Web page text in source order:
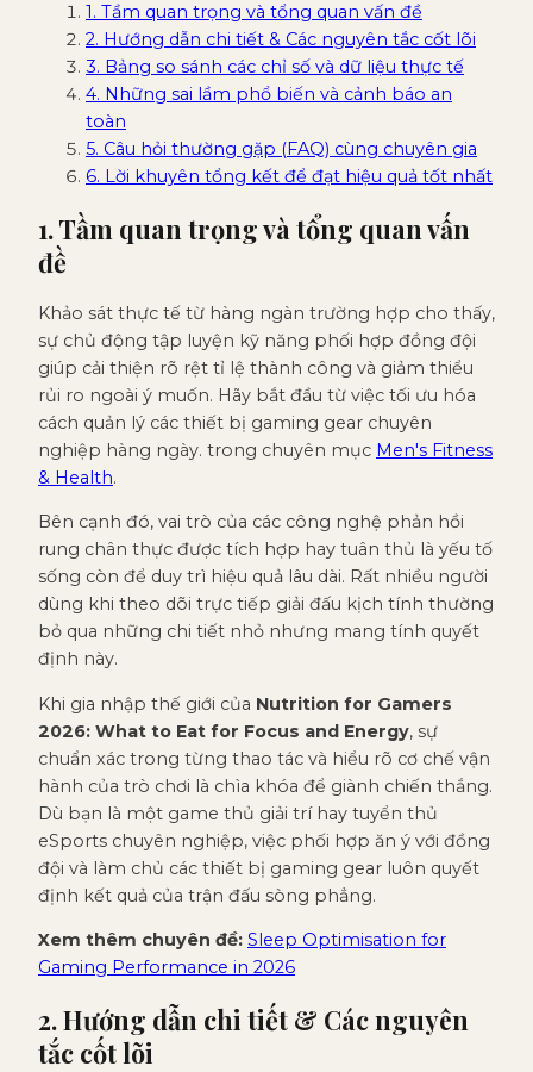
1. Tầm quan trọng và tổng quan vấn đề
2. Hướng dẫn chi tiết & Các nguyên tắc cốt lõi
3. Bảng so sánh các chỉ số và dữ liệu thực tế
4. Những sai lầm phổ biến và cảnh báo an
toàn
5. Câu hỏi thường gặp (FAQ) cùng chuyên gia
6. Lời khuyên tổng kết để đạt hiệu quả tốt nhất
1. Tầm quan trọng và tổng quan vấn
đề
Khảo sát thực tế từ hàng ngàn trường hợp cho thấy,
sự chủ động tập luyện kỹ năng phối hợp đồng đội
giúp cải thiện rõ rệt tỉ lệ thành công và giảm thiểu
rủi ro ngoài ý muốn. Hãy bắt đầu từ việc tối ưu hóa
cách quản lý các thiết bị gaming gear chuyên
nghiệp hàng ngày. trong chuyên mục Men's Fitness
& Health.
Bên cạnh đó, vai trò của các công nghệ phản hồi
rung chân thực được tích hợp hay tuân thủ là yếu tố
sống còn để duy trì hiệu quả lâu dài. Rất nhiều người
dùng khi theo dõi trực tiếp giải đấu kịch tính thường
bỏ qua những chi tiết nhỏ nhưng mang tính quyết
định này.
Khi gia nhập thế giới của Nutrition for Gamers
2026: What to Eat for Focus and Energy, sự
chuẩn xác trong từng thao tác và hiểu rõ cơ chế vận
hành của trò chơi là chìa khóa để giành chiến thắng.
Dù bạn là một game thủ giải trí hay tuyển thủ
eSports chuyên nghiệp, việc phối hợp ăn ý với đồng
đội và làm chủ các thiết bị gaming gear luôn quyết
định kết quả của trận đấu sòng phẳng.
Xem thêm chuyên đề: Sleep Optimisation for
Gaming Performance in 2026
2. Hướng dẫn chi tiết & Các nguyên
tắc cốt lõi